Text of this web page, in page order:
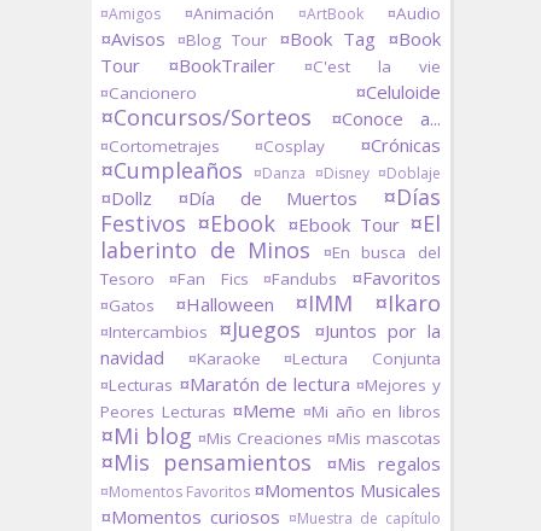
¤Amigos ¤Animación ¤ArtBook ¤Audio
¤Avisos ¤Blog Tour ¤Book Tag ¤Book
Tour
¤BookTrailer
¤C'est la vie
¤Cancionero
¤Celuloide
¤Concursos/Sorteos ¤Conoce a...
¤Cortometrajes ¤Cosplay ¤Crónicas
¤Cumpleaños ¤Danza ¤Disney ¤Doblaje
¤Dollz ¤Día de Muertos
¤Días
Festivos ¤Ebook ¤Ebook Tour ¤El
laberinto de Minos
¤En busca del
Tesoro
¤Fan Fics ¤Fandubs ¤Favoritos
¤Gatos ¤Halloween ¤IMM ¤Ikaro
¤Intercambios ¤Juegos
¤Juntos por la
navidad
¤Karaoke
¤Lectura Conjunta
¤Lecturas ¤Maratón de lectura ¤Mejores y
Peores Lecturas ¤Meme ¤Mi año en libros
¤Mi blog ¤Mis Creaciones ¤Mis mascotas
¤Mis pensamientos ¤Mis regalos
¤Momentos Favoritos ¤Momentos Musicales
¤Momentos curiosos ¤Muestra de capítulo